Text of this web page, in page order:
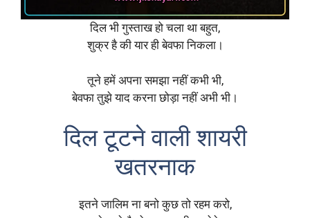
दिल भी गुस्ताख हो चला था बहुत,
शुक्र है की यार ही बेवफा निकला।
तूने हमें अपना समझा नहीं कभी भी,
बेवफा तुझे याद करना छोड़ा नहीं अभी भी।
दिल टूटने वाली शायरी
खतरनाक
इतने जालिम ना बनो कुछ तो रहम करो,